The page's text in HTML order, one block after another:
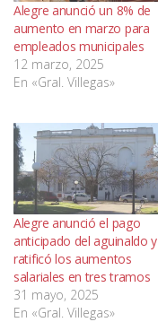
Alegre anunció un 8% de
aumento en marzo para
empleados municipales
12 marzo, 2025
En «Gral. Villegas»
Alegre anunció el pago
anticipado del aguinaldo y
ratificó los aumentos
salariales en tres tramos
31 mayo, 2025
En «Gral. Villegas»